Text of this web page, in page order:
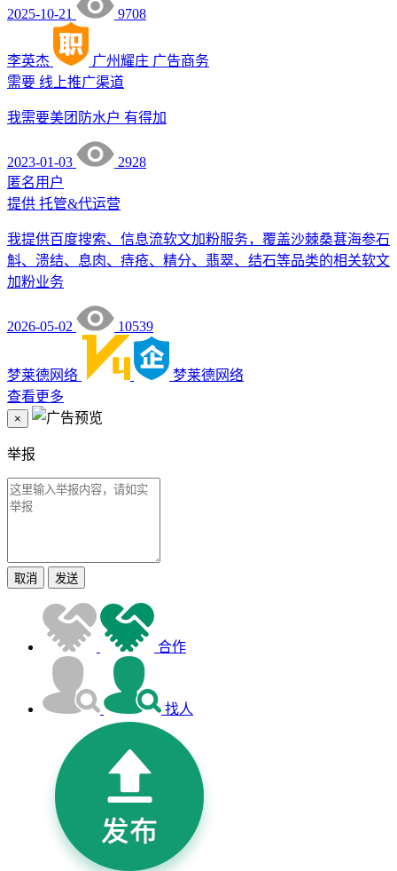
2025-10-21 9708
李英杰 广州耀庄 广告商务
需要 线上推广渠道
我需要美团防水户 有得加
2023-01-03
2928
匿名用户
提供 托管&代运营
我提供百度搜索、信息流软文加粉服务，覆盖沙棘桑葚海参石
斛、溃结、息肉、痔疮、精分、翡翠、结石等品类的相关软文
加粉业务
2026-05-02 10539
梦莱德网络
梦莱德网络
查看更多
×
举报
取消 发送
合作
找人